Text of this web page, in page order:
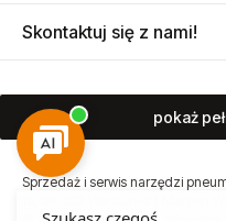
Skontaktuj się z nami!
pokaż
Sprzedaż i serwis narzędzi
15, 04-522 Warszawa ( Marysin